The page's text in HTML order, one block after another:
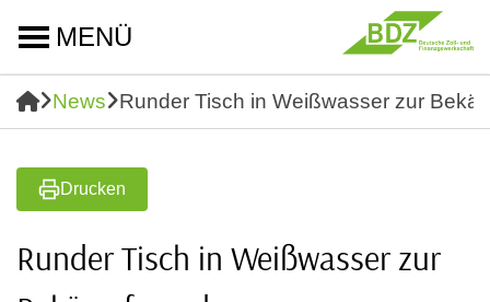
MENÜ
News Runder Tisch in Weißwasser zur
Drucken
Runder Tisch in Weißwasser zur